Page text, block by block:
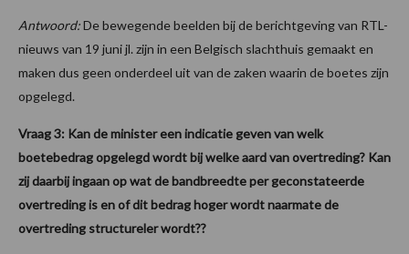
Antwoord:De bewegende beelden bij de berichtgeving van RTL-
nieuws van 19 juni jl. zijn in een Belgisch slachthuis gemaakt en
maken dus geen onderdeel uit van de zaken waarin de boetes zijn
opgelegd.
Vraag 3: Kan de minister een indicatie geven van welk
boetebedrag opgelegd wordt bij welke aard van overtreding? Kan
zij daarbij ingaan op wat de bandbreedte per geconstateerde
overtreding is en of dit bedrag hoger wordt naarmate de
overtreding structureler wordt??